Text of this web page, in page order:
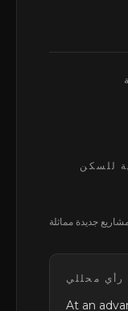
للسكن
جديدة مماثلة
At an